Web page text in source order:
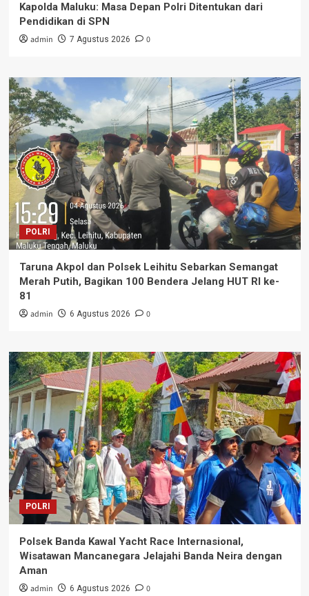
Kapolda Maluku: Masa Depan Polri Ditentukan dari
Pendidikan di SPN
admin 7 Agustus 2026 0
POLRI
Taruna Akpol dan Polsek Leihitu Sebarkan Semangat
Merah Putih, Bagikan 100 Bendera Jelang HUT RI ke-
81
admin 6 Agustus 2026 0
POLRI
Polsek Banda Kawal Yacht Race Internasional,
Wisatawan Mancanegara Jelajahi Banda Neira dengan
Aman
admin 6 Agustus 2026 0